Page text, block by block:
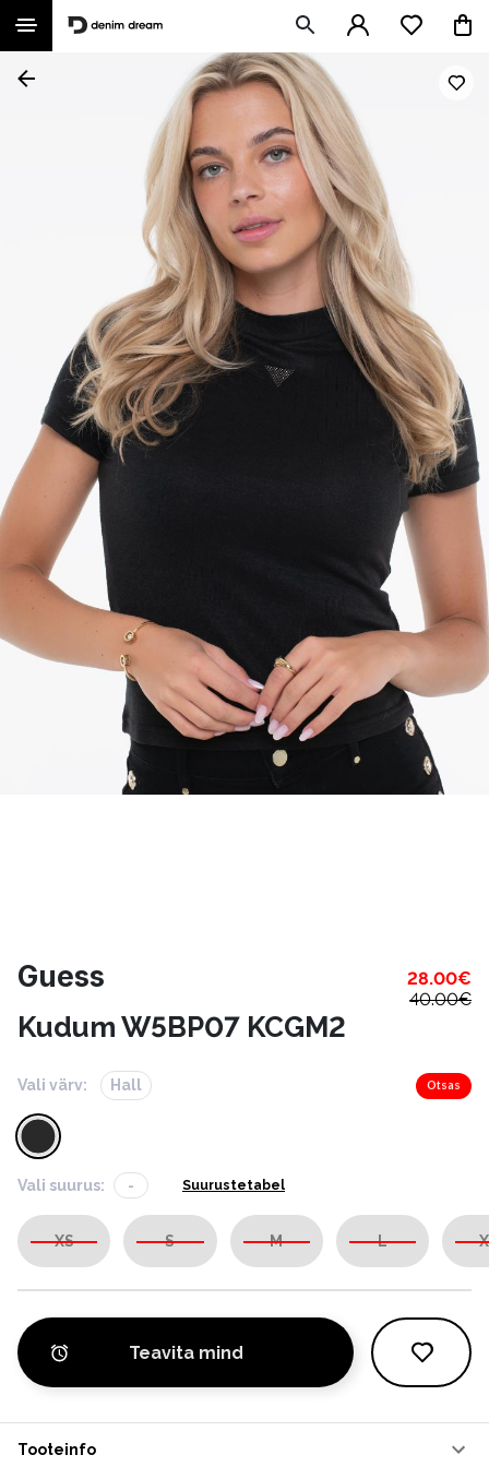
Guess 28.00€
40.00€
Kudum W5BP07 KCGM2
Vali värv: Hall Otsas
Vali suurus: - Suurustetabel
XS S M L
Teavita mind
Tooteinfo